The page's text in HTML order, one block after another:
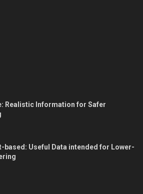
Realistic Information for Safer
based: Useful Data intended for Lower-